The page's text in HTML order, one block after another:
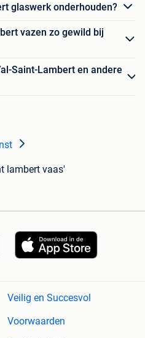
glaswerk onderhouden?
vazen zo gewild bij
Saint-Lambert en andere
lambert vaas'
Veilig en Succesvol
Voorwaarden